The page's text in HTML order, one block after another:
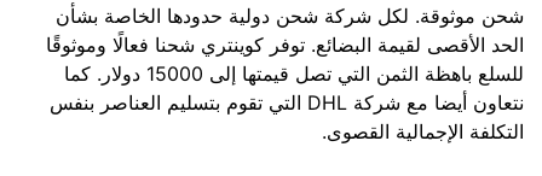
شحن موثوقة. لكل شركة شحن دولية حدودها الخاصة بشأن
الحد الأقصى لقيمة البضائع. توفر كوينتري شحنا فعالًا وموثوقًا
للسلع باهظة الثمن التي تصل قيمتها إلى 15000 دولار. كما
نتعاون أيضا مع شركة DHL التي تقوم بتسليم العناصر بنفس
التكلفة الإجمالية القصوى.